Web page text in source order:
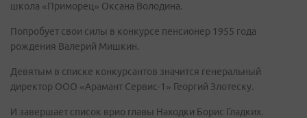
школа «Приморец» Оксана Володина.
Попробует свои силы в конкурсе пенсионер 1955 года
рождения Валерий Мишкин.
Девятым в списке конкурсантов значится генеральный
директор ООО «Арамант Сервис-1» Георгий Злотеску.
И завершает список врио главы Находки Борис Гладких.